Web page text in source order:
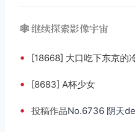
🕸️ 继续探索影像宇宙
• [18668] 大口吃下东京的
• [8683] A杯少女
• 投稿作品No.6736 阴天